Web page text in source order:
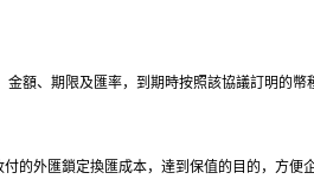
額、期限及匯率，到期時按照該協議訂明的幣
的外匯鎖定換匯成本，達到保值的目的，方便